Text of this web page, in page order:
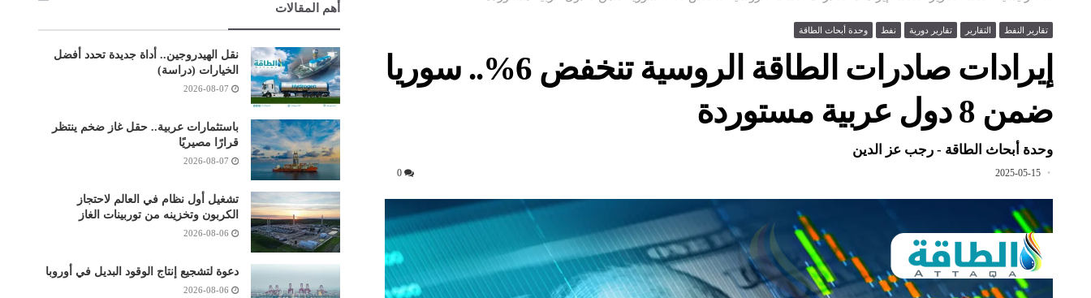
تقارير النفط التقارير تقارير دورية نفط وحدة أبحاث الطاقة
إيرادات صادرات الطاقة الروسية تنخفض 6%.. سوريا
ضمن 8 دول عربية مستوردة
وحدة أبحاث الطاقة - رجب عز الدين
2025-05-15
0
أهم المقالات
نقل الهيدروجين.. أداة جديدة تحدد أفضل
الخيارات (دراسة)
2026-08-07
باستثمارات عربية.. حقل غاز ضخم ينتظر
قرارًا مصيريًا
2026-08-07
تشغيل أول نظام في العالم لاحتجاز
الكربون وتخزينه من توربينات الغاز
2026-08-06
دعوة لتشجيع إنتاج الوقود البديل في أوروبا
2026-08-06